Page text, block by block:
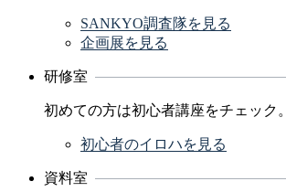
SANKYO調査隊を見る
企画展を見る
研修室
初めての方は初心者講座をチェック。
初心者のイロハを見る
資料室